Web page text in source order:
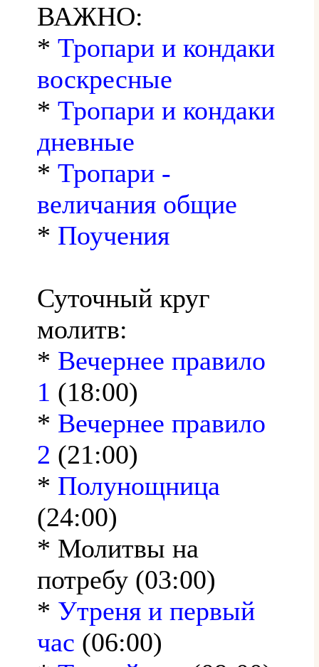
ВАЖНО:
* Тропари и кондаки
воскресные
* Тропари и кондаки
дневные
* Тропари -
величания общие
* Поучения
Суточный круг
молитв:
* Вечернее правило
1 (18:00)
* Вечернее правило
2 (21:00)
* Полунощница
(24:00)
* Молитвы на
потребу (03:00)
* Утреня и первый
час (06:00)